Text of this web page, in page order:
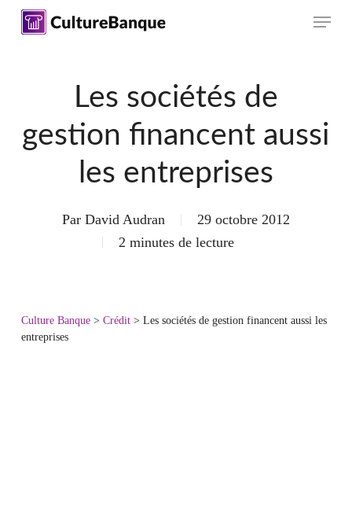
Skip
Menu
Les sociétés de
gestion financent aussi
les entreprises
Par David Audran
29 octobre 2012
2 minutes de lecture
Culture Banque> Crédit> Les sociétés de gestion financent aussi les
entreprises